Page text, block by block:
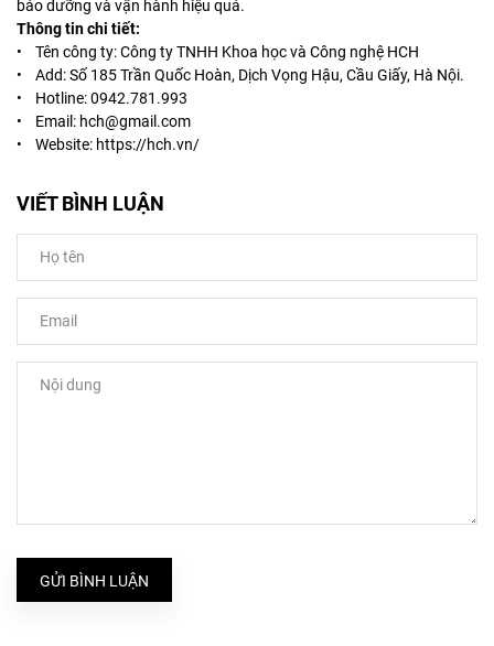
bảo dưỡng và vận hành hiệu quả.
Thông tin chi tiết:
• Tên công ty: Công ty TNHH Khoa học và Công nghệ HCH
• Add: Số 185 Trần Quốc Hoàn, Dịch Vọng Hậu, Cầu Giấy, Hà Nội.
• Hotline: 0942.781.993
• Email: hch@gmail.com
• Website: https://hch.vn/
VIẾT BÌNH LUẬN
GỬI BÌNH LUẬN